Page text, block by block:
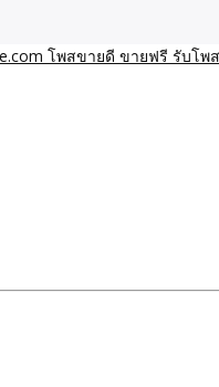
ที่ดิน อสั
อสังหา รับโพสต์ประกาศขาย